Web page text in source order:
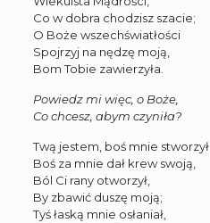
Co w dobra chodzisz szacie;
O Boże wszechświatłości
Spojrzyj na nędzę moją,
Bom Tobie zawierzyła.
Powiedz mi więc, o Boże,
Co chcesz, abym czyniła?
Twą jestem, boś mnie stworzył,
Boś za mnie dał krew swoją,
Ból Ci rany otworzył,
By zbawić duszę moją;
Tyś łaską mnie osłaniał,